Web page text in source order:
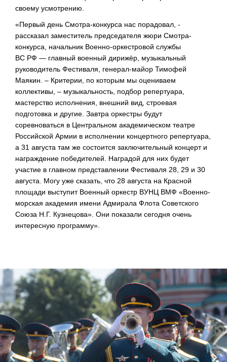
своему усмотрению.
«Первый день Смотра-конкурса нас порадовал, -
рассказал заместитель председателя жюри Смотра-
конкурса, начальник Военно-оркестровой службы
ВС РФ — главный военный дирижёр, музыкальный
руководитель Фестиваля, генерал-майор Тимофей
Маякин. – Критерии, по которым мы оцениваем
коллективы, – музыкальность, подбор репертуара,
мастерство исполнения, внешний вид, строевая
подготовка и другие. Завтра оркестры будут
соревноваться в Центральном академическом театре
Российской Армии в исполнении концертного репертуара,
а 31 августа там же состоится заключительный концерт и
награждение победителей. Наградой для них будет
участие в главном представлении Фестиваля 28, 29 и 30
августа. Могу уже сказать, что 28 августа на Красной
площади выступит Военный оркестр ВУНЦ ВМФ «Военно-
морская академия имени Адмирала Флота Советского
Союза Н.Г. Кузнецова». Они показали сегодня очень
интересную программу».